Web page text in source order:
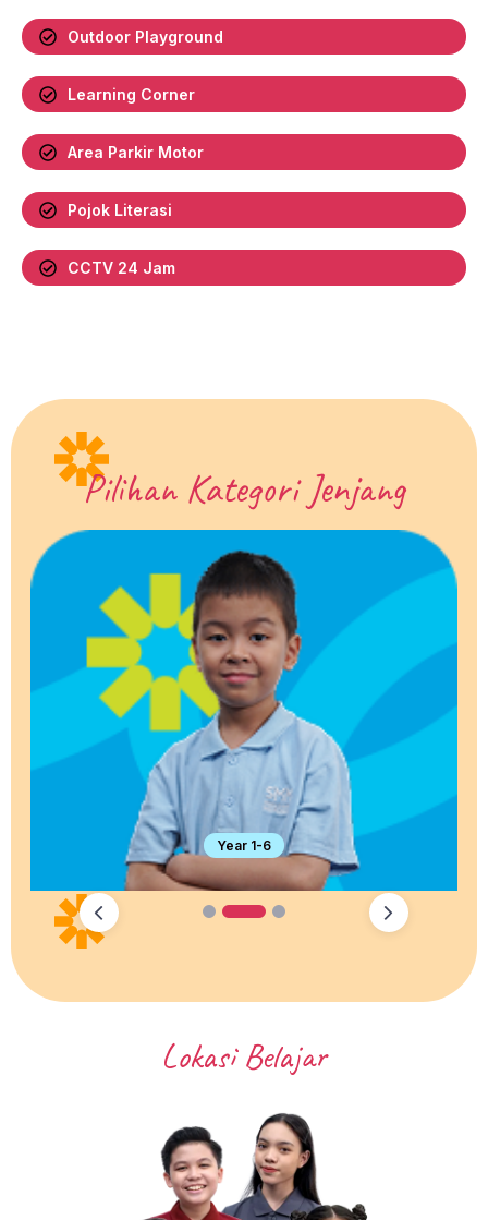
Outdoor Playground
Learning Corner
Area Parkir Motor
Pojok Literasi
CCTV 24 Jam
Pilihan Kategori Jenjang
Year 1-6
3
Lokasi Belajar